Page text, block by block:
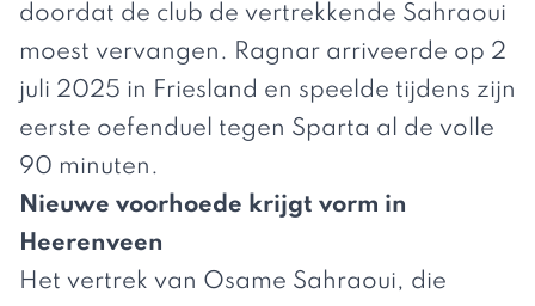
doordat de club de vertrekkende Sahraoui
moest vervangen. Ragnar arriveerde op 2
juli 2025 in Friesland en speelde tijdens zijn
eerste oefenduel tegen Sparta al de volle
90 minuten.
Nieuwe voorhoede krijgt vorm in
Heerenveen
Het vertrek van Osame Sahraoui, die